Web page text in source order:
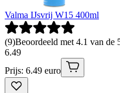
Valma IJsvrij W15 400ml
(9)Beoordeeld met 4.1 van de
6.49
Prijs: 6.49 euro